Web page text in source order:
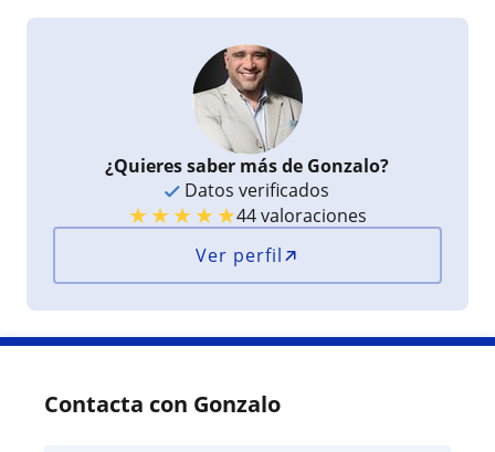
¿Quieres saber más de Gonzalo?
Datos verificados
★★★★★44 valoraciones
Ver perfil
Contacta con Gonzalo